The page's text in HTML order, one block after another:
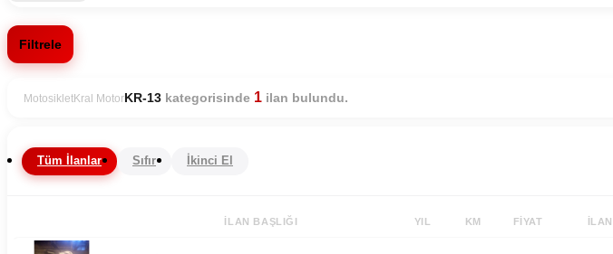
Filtrele
MotosikletKral Motor KR-13 kategorisinde 1 ilan bulundu.
Tüm İlanlar Sıfır İkinci El
İLAN BAŞLIĞI YIL KM FIYAT